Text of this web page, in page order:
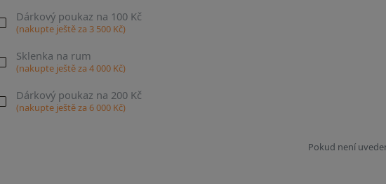
Dárkový poukaz na 100 Kč
(nakupte ještě za 3 500 Kč)
Sklenka na rum
(nakupte ještě za4 000 Kč)
Dárkový poukaz na 200 Kč
(nakupte ještě za6 000 Kč)
Pokud není